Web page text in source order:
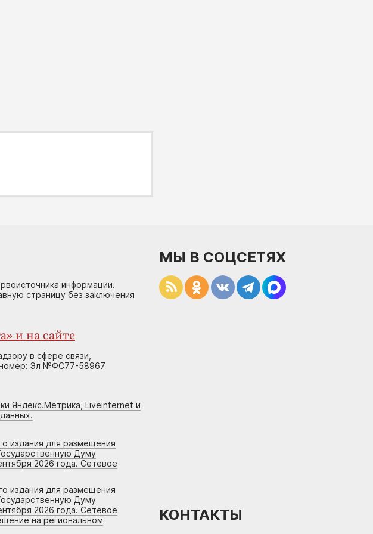
информации.
страницу без заключения
и на сайте
в сфере связи,
номер: Эл №ФС77-58967
Яндекс.Метрика, Liveinternet и
издания для размещения
Думу
2026 года. Сетевое
издания для размещения
Думу
2026 года. Сетевое
на региональном
МЫ В СОЦСЕТЯХ
КОНТАКТЫ